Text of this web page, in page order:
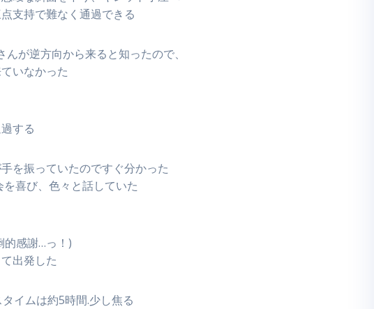
支持で難なく通過できる
が逆方向から来ると知ったので、
いなかった
する
を振っていたのですぐ分かった
喜び、色々と話していた
的感謝…っ！)
出発した
イムは約5時間.少し焦る